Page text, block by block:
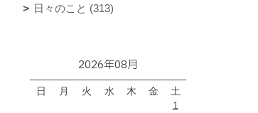
日々のこと (313)
2026年08月
日 月 火 水 木 金
土
1